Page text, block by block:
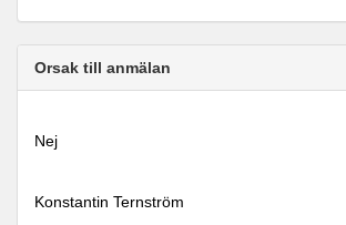
Orsak till anmälan
Nej
Konstantin Ternström